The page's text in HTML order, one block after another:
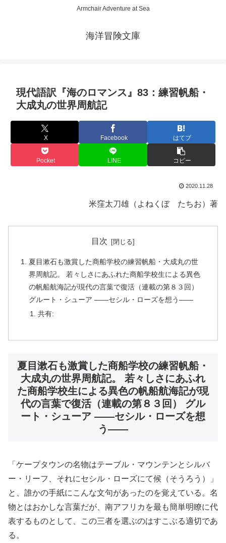
Armchair Adventure at Sea
海洋冒険文庫
現代語訳『海のロマンス』83：練習帆船・
大成丸の世界周航記
X Facebook はてブ
Pocket LINE コピー
2020.11.28
米窪太刀雄（よねくぼ たちお）著
目次
夏目漱石も激賞した商船学校の練習帆船・大成丸の世
界周航記。 若々しさにあふれた商船学校生による異色
の帆船航海記が現代の言葉で復活（連載の第８３回）
グルート・シューア ――セシル・ローズを想う――
共有:
夏目漱石も激賞した商船学校の練習帆船・
大成丸の世界周航記。 若々しさにあふれ
た商船学校生による異色の帆船航海記が現
代の言葉で復活（連載の第８３回） グル
ート・シューア ――セシル・ローズを想
う――
「ケープタウンの名物はテーブル・マウンテンとシルバ
ー・リーフ、それにセシル・ローズにて候（そうろう）」
と、誰かの手紙にこんな文句があったのを覚えている。名
物とはおかしな言葉だが、南アフリカを最も簡単明瞭に代
表するものとして、この三者を選ぶのはすこぶる適切であ
る。